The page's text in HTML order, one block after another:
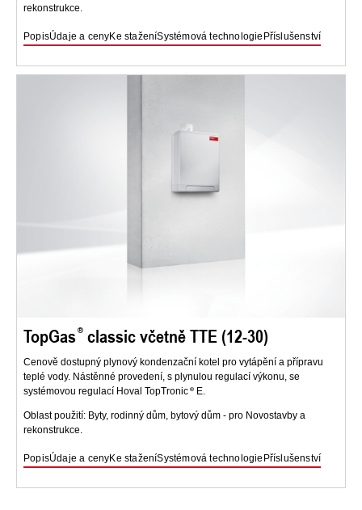
rekonstrukce.
PopisÚdaje a cenyKe staženíSystémová technologie Příslušenství
TopGas classic včetně TTE (12-30)
Cenově dostupný plynový kondenzační kotel pro vytápění a přípravu
teplé vody. Nástěnné provedení, s plynulou regulací výkonu, se
systémovou regulací Hoval TopTronic
E.
Oblast použití: Byty, rodinný dům, bytový dům - pro Novostavby a
rekonstrukce.
PopisÚdaje a cenyKe staženíSystémová technologie Příslušenství